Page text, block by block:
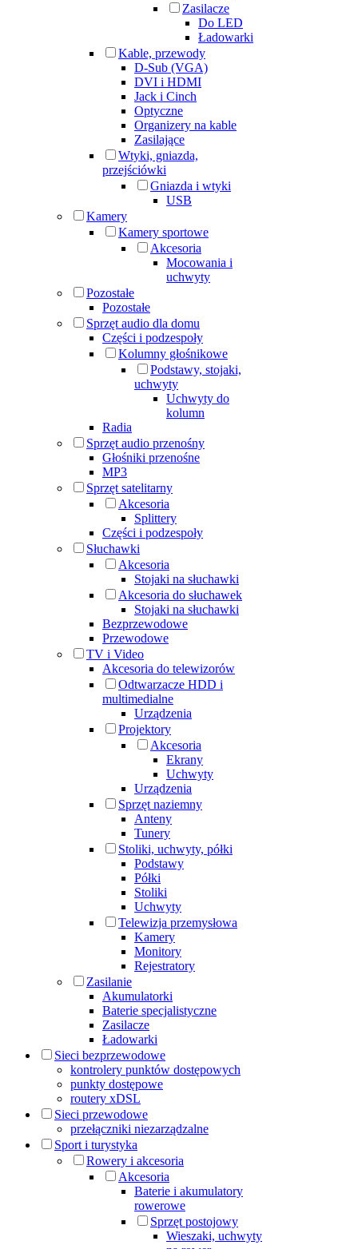
Zasilacze
Do LED
Ładowarki
Kable, przewody
D-Sub (VGA)
DVI i HDMI
Jack i Cinch
Optyczne
Organizery na kable
Zasilające
Wtyki, gniazda,
przejściówki
Gniazda i wtyki
USB
Kamery
Kamery sportowe
Akcesoria
Mocowania i
uchwyty
Pozostałe
Pozostałe
Sprzęt audio dla domu
Części i podzespoły
Kolumny głośnikowe
Podstawy, stojaki,
uchwyty
Uchwyty do
kolumn
Radia
Sprzęt audio przenośny
Głośniki przenośne
MP3
Sprzęt satelitarny
Akcesoria
Splittery
Części i podzespoły
Słuchawki
Akcesoria
Stojaki na słuchawki
Akcesoria do słuchawek
Stojaki na słuchawki
Bezprzewodowe
Przewodowe
TV i Video
Akcesoria do telewizorów
Odtwarzacze HDD i
multimedialne
Urządzenia
Projektory
Akcesoria
Ekrany
Uchwyty
Urządzenia
Sprzęt naziemny
Anteny
Tunery
Stoliki, uchwyty, półki
Podstawy
Półki
Stoliki
Uchwyty
Telewizja przemysłowa
Kamery
Monitory
Rejestratory
Zasilanie
Akumulatorki
Baterie specjalistyczne
Zasilacze
Ładowarki
Sieci bezprzewodowe
kontrolery punktów dostępowych
punkty dostępowe
routery xDSL
Sieci przewodowe
przełączniki niezarządzalne
Sport i turystyka
Rowery i akcesoria
Akcesoria
Baterie i akumulatory
rowerowe
Sprzęt postojowy
Wieszaki, uchwyty